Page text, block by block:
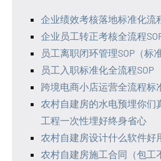
企业绩效考核落地标准化流
企业员工转正考核全流程
员工离职闭环管理SOP（标
员工入职标准化全流程SOP
跨境电商小店运营全流程标
农村自建房的水电预埋你们
工程一次性埋好终身省心
农村自建房设计什么软件好
农村自建房施工合同（包工